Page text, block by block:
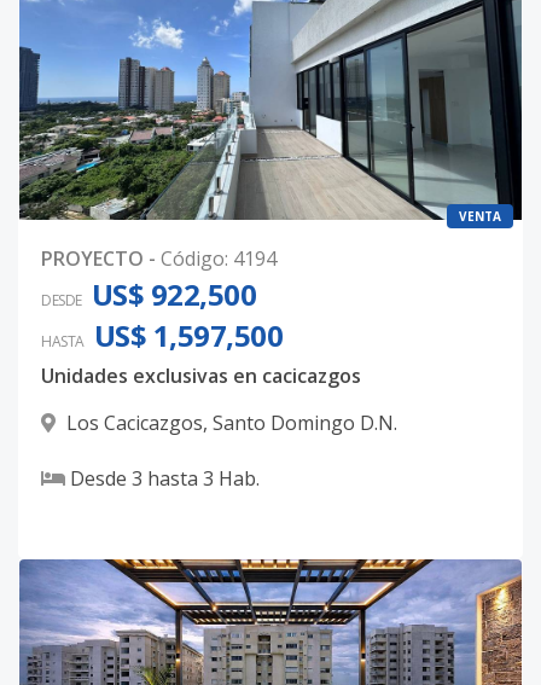
VENTA
PROYECTO - Código: 4194
DESDE US$ 922,500
HASTA US$ 1,597,500
Unidades exclusivas en cacicazgos
Los Cacicazgos, Santo Domingo D.N.
Desde 3 hasta 3 Hab.